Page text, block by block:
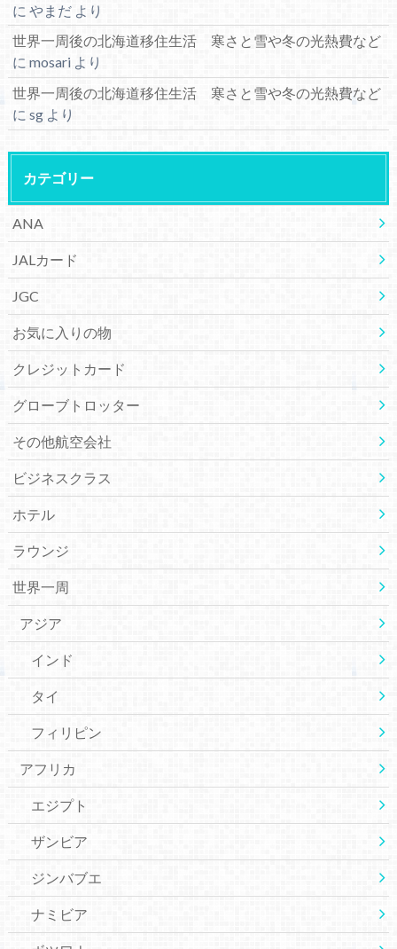
に やまだより
世界一周後の北海道移住生活 寒さと雪や冬の光熱費など
に mosariより
世界一周後の北海道移住生活 寒さと雪や冬の光熱費など
に sgより
カテゴリー
ANA
JALカード
JGC
お気に入りの物
クレジットカード
グローブトロッター
その他航空会社
ビジネスクラス
ホテル
ラウンジ
世界一周
アジア
インド
タイ
フィリピン
アフリカ
エジプト
ザンビア
ジンバブエ
ナミビア